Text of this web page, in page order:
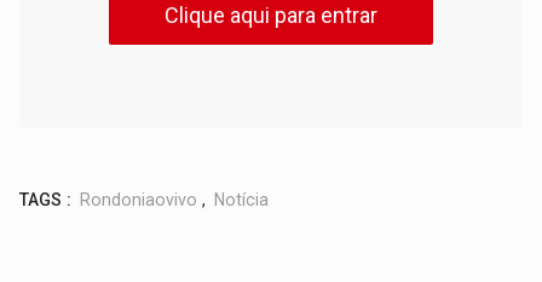
Clique aqui para entrar
TAGS : Rondoniaovivo , Notícia